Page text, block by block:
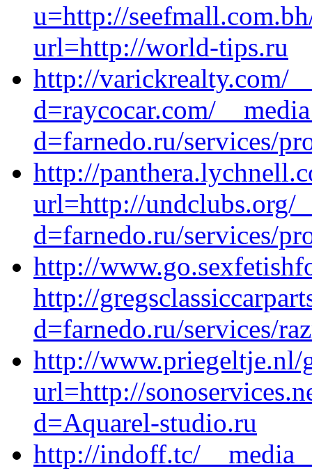
u=http://
url=http://world-tips.ru
http://varickrealty.com/
d=raycocar.com/
d=farnedo.ru/services/
http://
url=http://undclubs.org/
d=farnedo.ru/services/
http://
http://
d=farnedo.ru/services/
http://www.priegeltje.nl/
url=http://
d=Aquarel-studio.ru
http://indoff.tc/